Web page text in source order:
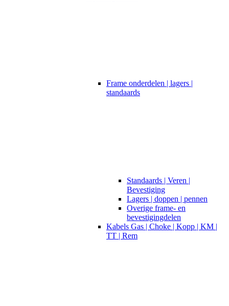
Frame onderdelen | lagers |
standaards
Standaards | Veren |
Bevestiging
Lagers | doppen | pennen
Overige frame- en
bevestigingdelen
Kabels Gas | Choke | Kopp | KM |
TT | Rem